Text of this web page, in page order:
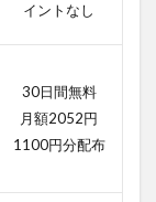
イントなし
30日間無料
月額2052円
1100円分配布